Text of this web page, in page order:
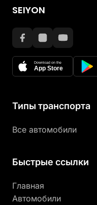
SEIYON
Download on the
App Store
Типы транспорта
Все автомобили
Быстрые ссылки
Главная
Автомобили